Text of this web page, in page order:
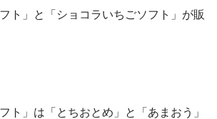
ト」と「ショコラいちごソフト」が販
ト」は「とちおとめ」と「あまおう」